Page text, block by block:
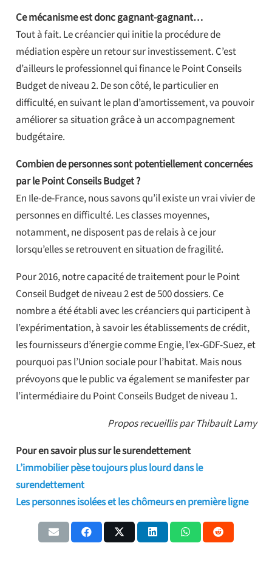
Ce mécanisme est donc gagnant-gagnant…
Tout à fait. Le créancier qui initie la procédure de
médiation espère un retour sur investissement. C’est
d’ailleurs le professionnel qui finance le Point Conseils
Budget de niveau 2. De son côté, le particulier en
difficulté, en suivant le plan d’amortissement, va pouvoir
améliorer sa situation grâce à un accompagnement
budgétaire.
Combien de personnes sont potentiellement concernées
par le Point Conseils Budget ?
En Ile-de-France, nous savons qu’il existe un vrai vivier de
personnes en difficulté. Les classes moyennes,
notamment, ne disposent pas de relais à ce jour
lorsqu’elles se retrouvent en situation de fragilité.
Pour 2016, notre capacité de traitement pour le Point
Conseil Budget de niveau 2 est de 500 dossiers. Ce
nombre a été établi avec les créanciers qui participent à
l’expérimentation, à savoir les établissements de crédit,
les fournisseurs d’énergie comme Engie, l’ex-GDF-Suez, et
pourquoi pas l’Union sociale pour l’habitat. Mais nous
prévoyons que le public va également se manifester par
l’intermédiaire du Point Conseils Budget de niveau 1.
Propos recueillis par Thibault Lamy
Pour en savoir plus sur le surendettement
L’immobilier pèse toujours plus lourd dans le
surendettement
Les personnes isolées et les chômeurs en première ligne